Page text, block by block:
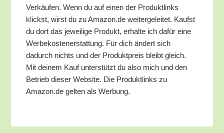
Ver­käu­fen. Wenn du auf einen der Pro­dukt­links
klickst, wirst du zu Amazon.de wei­ter­ge­lei­tet. Kaufst
du dort das jewei­li­ge Pro­dukt, erhal­te ich dafür eine
Wer­be­kos­ten­er­stat­tung. Für dich ändert sich
dadurch nichts und der Pro­dukt­preis bleibt gleich.
Mit dei­nem Kauf unter­stützt du also mich und den
Betrieb die­ser Web­site. Die Pro­dukt­links zu
Amazon.de gel­ten als Werbung.